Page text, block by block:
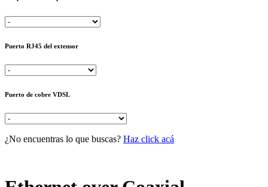
Puerto RJ45 del extensor
Puerto de cobre VDSL
¿No encuentras lo que buscas? Haz click acá